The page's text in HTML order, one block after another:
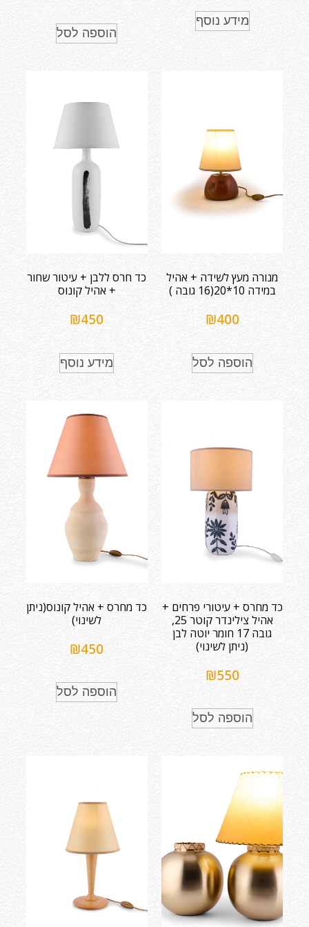
מידע נוסף
הוספה לסל
מנורה מעץ לשידה + אהיל
במידה 10*20(16 גובה )
₪400
הוספה לסל
כד חרס ללבן + עיטור שחור
+ אהיל קונוס
₪450
מידע נוסף
כד מחרס + עיטורי פרחים +
אהיל צילינדר קוטר 25,
גובה 17 חומר יוטה לבן
(ניתן לשינוי)
₪550
הוספה לסל
כד מחרס + אהיל קונוס(ניתן
לשינוי)
₪450
הוספה לסל